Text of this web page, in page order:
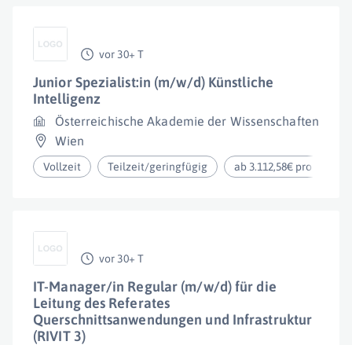
vor 30+ T
Junior Spezialist:in (m/w/d) Künstliche
Intelligenz
Österreichische Akademie der Wissenschaften
Wien
Vollzeit Teilzeit/geringfügig ab 3.112,58€ pro Monat
vor 30+ T
IT-Manager/in Regular (m/w/d) für die
Leitung des Referates
Querschnittsanwendungen und Infrastruktur
(RIVIT 3)